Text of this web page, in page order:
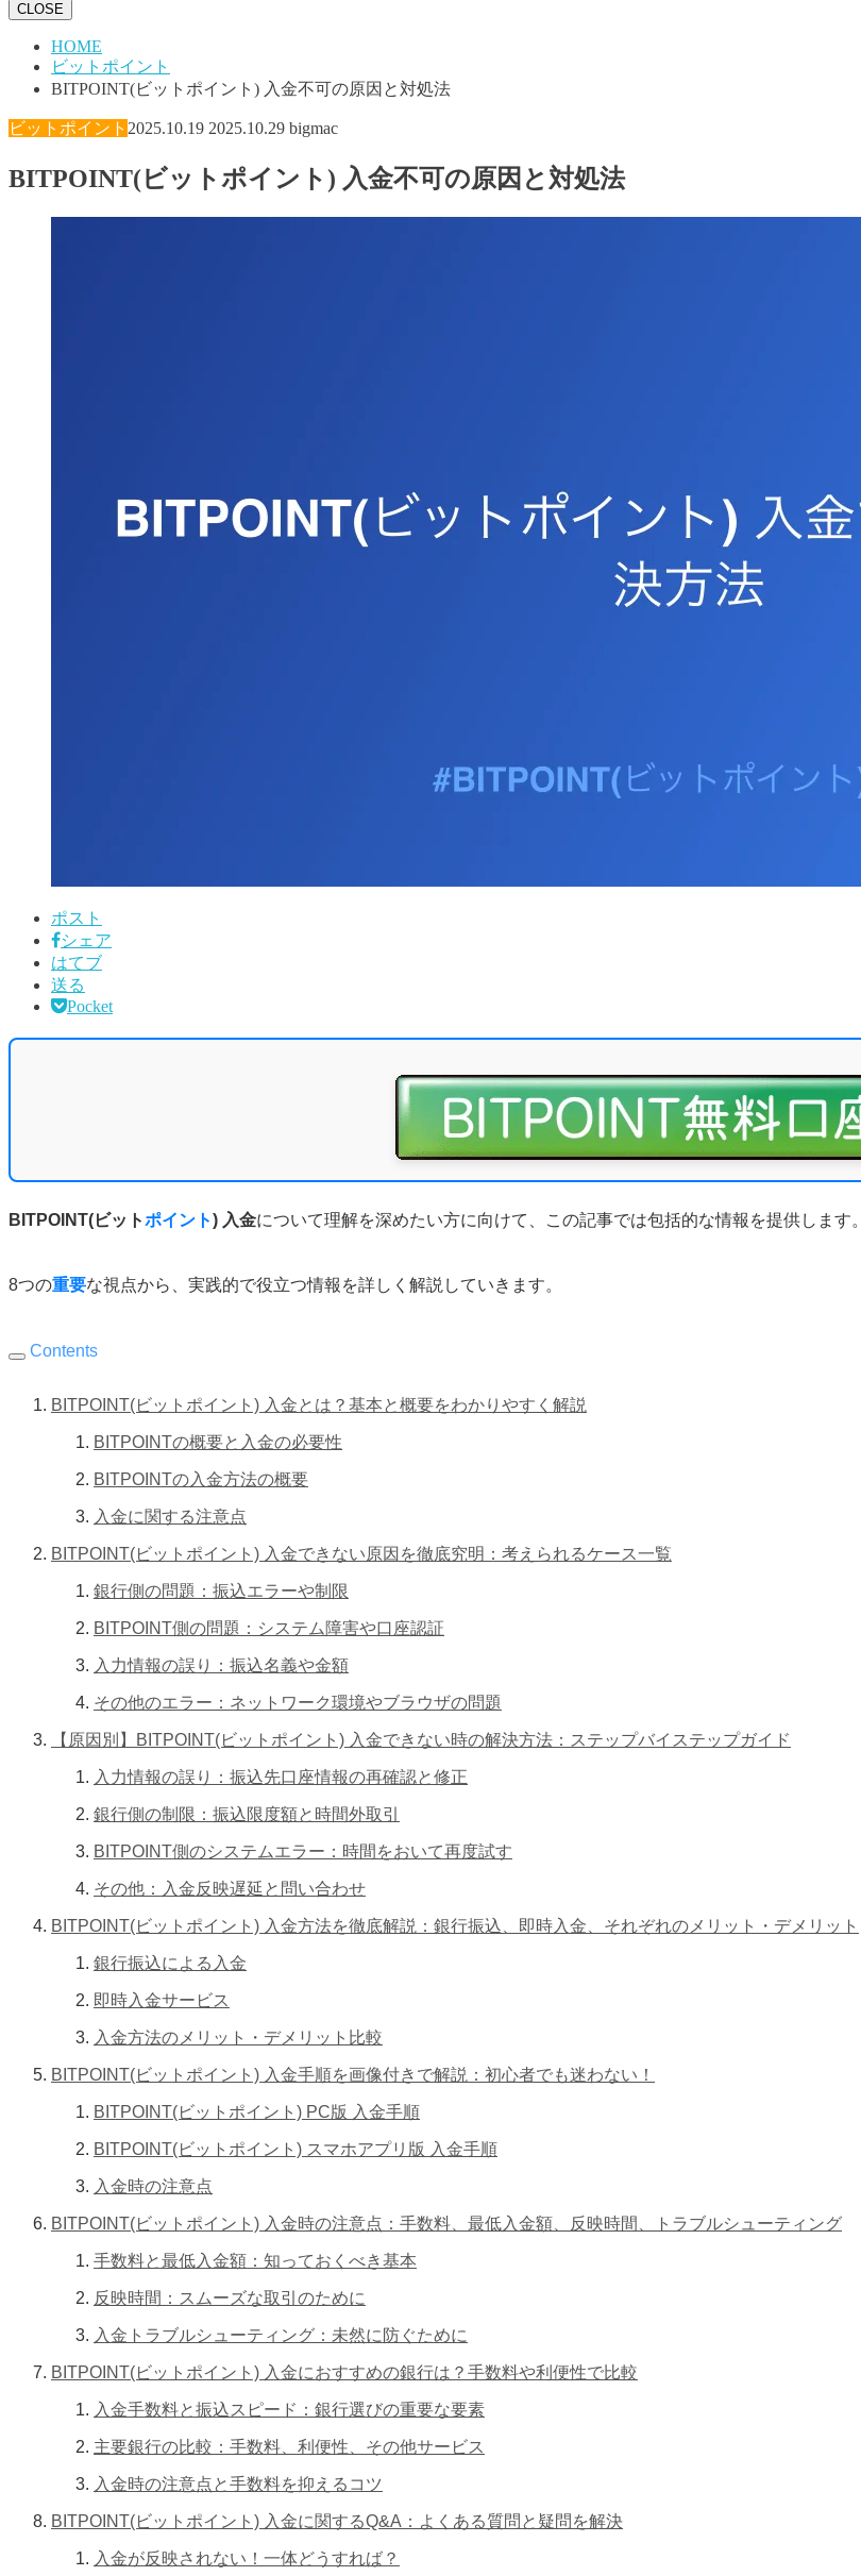
CLOSE
HOME
ビットポイント
BITPOINT(ビットポイント) 入金不可の原因と対処法
ビットポイント 2025.10.19 2025.10.29 bigmac
BITPOINT(ビットポイント) 入金不可の原因と対処法
ポスト
シェア
はてブ
送る
Pocket
BITPOINT(ビットポイント) 入金について理解を深めたい方に向けて、この記事では包括的な情報を提供します。
8つの重要な視点から、実践的で役立つ情報を詳しく解説していきます。
Contents
BITPOINT(ビットポイント) 入金とは？基本と概要をわかりやすく解説
BITPOINTの概要と入金の必要性
BITPOINTの入金方法の概要
入金に関する注意点
BITPOINT(ビットポイント) 入金できない原因を徹底究明：考えられるケース一覧
銀行側の問題：振込エラーや制限
BITPOINT側の問題：システム障害や口座認証
入力情報の誤り：振込名義や金額
その他のエラー：ネットワーク環境やブラウザの問題
【原因別】BITPOINT(ビットポイント) 入金できない時の解決方法：ステップバイステップガイド
入力情報の誤り：振込先口座情報の再確認と修正
銀行側の制限：振込限度額と時間外取引
BITPOINT側のシステムエラー：時間をおいて再度試す
その他：入金反映遅延と問い合わせ
BITPOINT(ビットポイント) 入金方法を徹底解説：銀行振込、即時入金、それぞれのメリット・デメリット
銀行振込による入金
即時入金サービス
入金方法のメリット・デメリット比較
BITPOINT(ビットポイント) 入金手順を画像付きで解説：初心者でも迷わない！
BITPOINT(ビットポイント) PC版 入金手順
BITPOINT(ビットポイント) スマホアプリ版 入金手順
入金時の注意点
BITPOINT(ビットポイント) 入金時の注意点：手数料、最低入金額、反映時間、トラブルシューティング
手数料と最低入金額：知っておくべき基本
反映時間：スムーズな取引のために
入金トラブルシューティング：未然に防ぐために
BITPOINT(ビットポイント) 入金におすすめの銀行は？手数料や利便性で比較
入金手数料と振込スピード：銀行選びの重要な要素
主要銀行の比較：手数料、利便性、その他サービス
入金時の注意点と手数料を抑えるコツ
BITPOINT(ビットポイント) 入金に関するQ&A：よくある質問と疑問を解決
入金が反映されない！一体どうすれば？